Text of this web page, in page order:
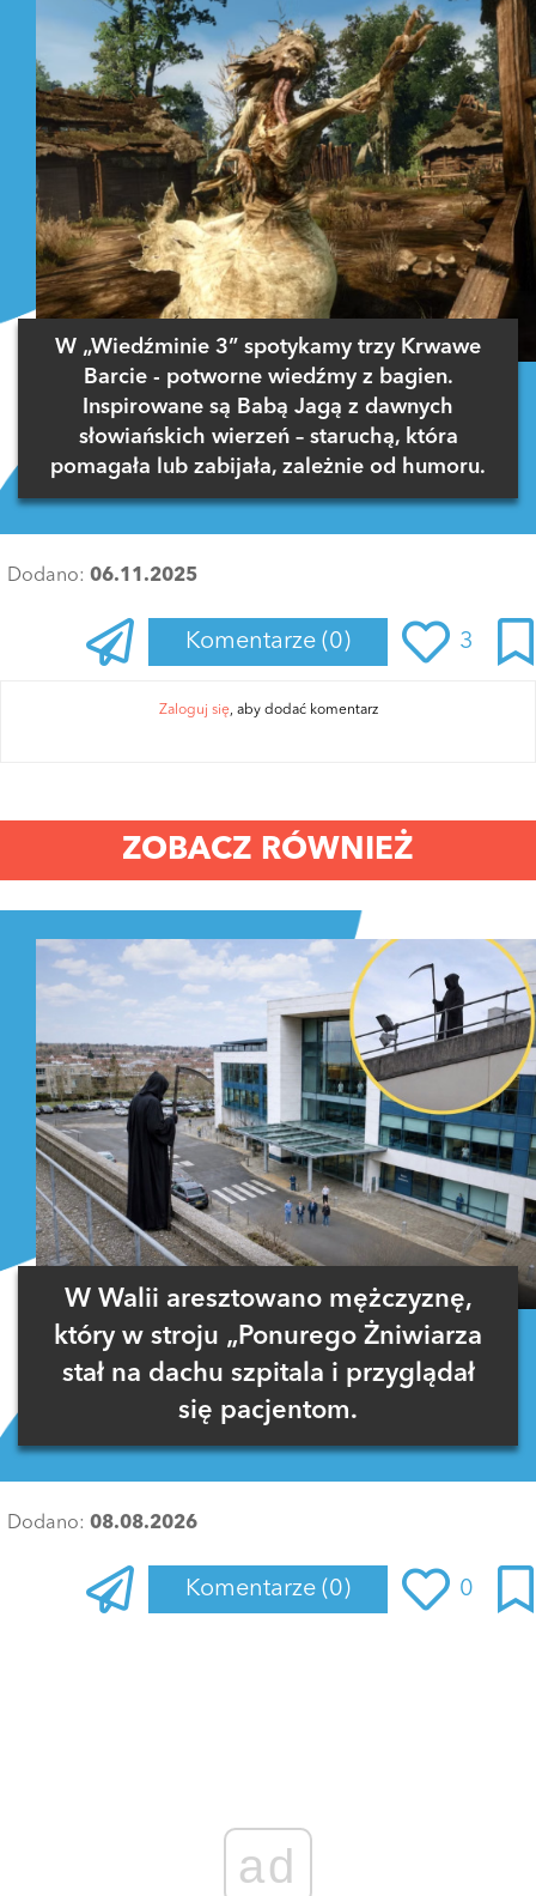
W „Wiedźminie 3” spotykamy trzy Krwawe
Barcie - potworne wiedźmy z bagien.
Inspirowane są Babą Jagą z dawnych
słowiańskich wierzeń – staruchą, która
pomagała lub zabijała, zależnie od humoru.
Dodano: 06.11.2025
Komentarze (0) 3
Zaloguj się, aby dodać komentarz
ZOBACZ RÓWNIEŻ
W Walii aresztowano mężczyznę,
który w stroju „Ponurego Żniwiarza
stał na dachu szpitala i przyglądał
się pacjentom.
Dodano: 08.08.2026
Komentarze (0) 0
ad